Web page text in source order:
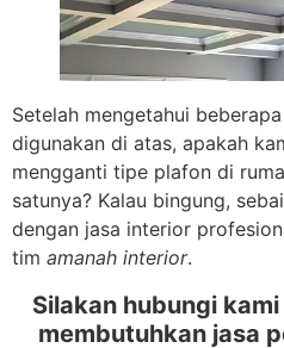
Setelah mengetahui
digunakan di atas, apakah
mengganti tipe plafon di
satunya? Kalau bingung,
dengan jasa interior
tim amanah interior.
Silakan hubungi
membutuhkan jasa